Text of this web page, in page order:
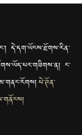
དེ་དག་ཡོངས་རྫོགས་རིན་
ང་
པེ་ཊོན་